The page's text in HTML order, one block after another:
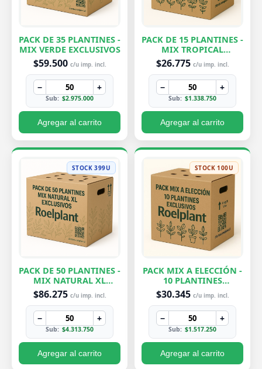
PACK DE 35 PLANTINES -
MIX VERDE EXCLUSIVOS
$59.500 c/u imp. incl.
− +
Sub: $2.975.000
Agregar al carrito
PACK DE 15 PLANTINES -
MIX TROPICAL
EXCLUSIVOS
$26.775 c/u imp. incl.
− +
Sub: $1.338.750
Agregar al carrito
STOCK 399U
PACK DE 50 PLANTINES -
MIX NATURAL XL
EXCLUSIVOS
$86.275 c/u imp. incl.
− +
Sub: $4.313.750
Agregar al carrito
STOCK 100U
PACK MIX A ELECCIÓN -
10 PLANTINES
EXCLUSIVOS
$30.345 c/u imp. incl.
− +
Sub: $1.517.250
Agregar al carrito